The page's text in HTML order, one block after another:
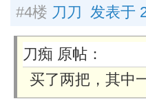
#4楼 刀刀 发表于
刀痴 原帖：
买了两把，其中